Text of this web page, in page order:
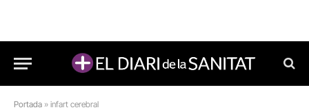
Portada » infart cerebral